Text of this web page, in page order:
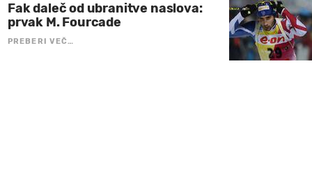
Fak daleč od ubranitve naslova:
prvak M. Fourcade
PREBERI VEČ…